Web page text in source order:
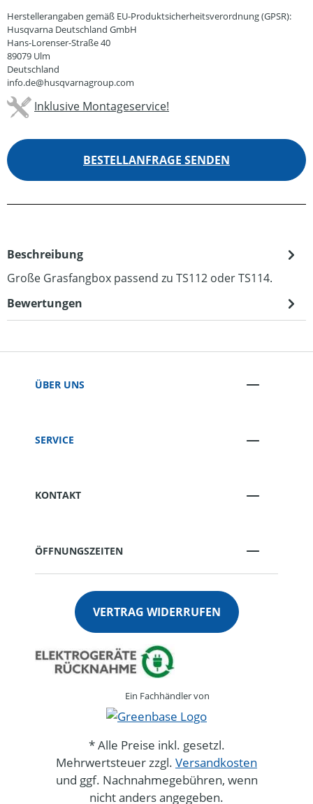
Herstellerangaben gemäß EU-Produktsicherheitsverordnung (GPSR):
Husqvarna Deutschland GmbH
Hans-Lorenser-Straße 40
89079 Ulm
Deutschland
info.de@husqvarnagroup.com
Inklusive Montageservice!
BESTELLANFRAGE SENDEN
Beschreibung
Große Grasfangbox passend zu TS112 oder TS114.
Bewertungen
ÜBER UNS
SERVICE
KONTAKT
ÖFFNUNGSZEITEN
VERTRAG WIDERRUFEN
Ein Fachhändler von
* Alle Preise inkl. gesetzl.
Mehrwertsteuer zzgl. Versandkosten
und ggf. Nachnahmegebühren, wenn
nicht anders angegeben.